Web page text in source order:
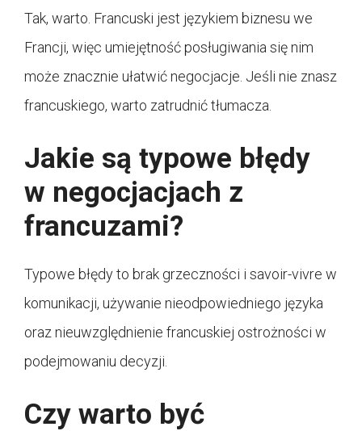
Tak, warto. Francuski jest językiem biznesu we
Francji, więc umiejętność posługiwania się nim
może znacznie ułatwić negocjacje. Jeśli nie znasz
francuskiego, warto zatrudnić tłumacza.
Jakie są typowe błędy
w negocjacjach z
francuzami?
Typowe błędy to brak grzeczności i savoir-vivre w
komunikacji, używanie nieodpowiedniego języka
oraz nieuwzględnienie francuskiej ostrożności w
podejmowaniu decyzji.
Czy warto być